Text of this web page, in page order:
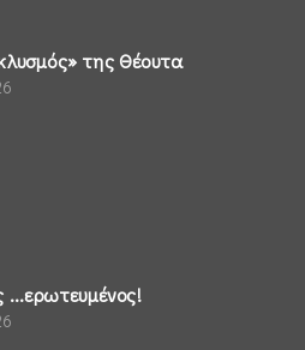
της Θέουτα
...ερωτευμένος!